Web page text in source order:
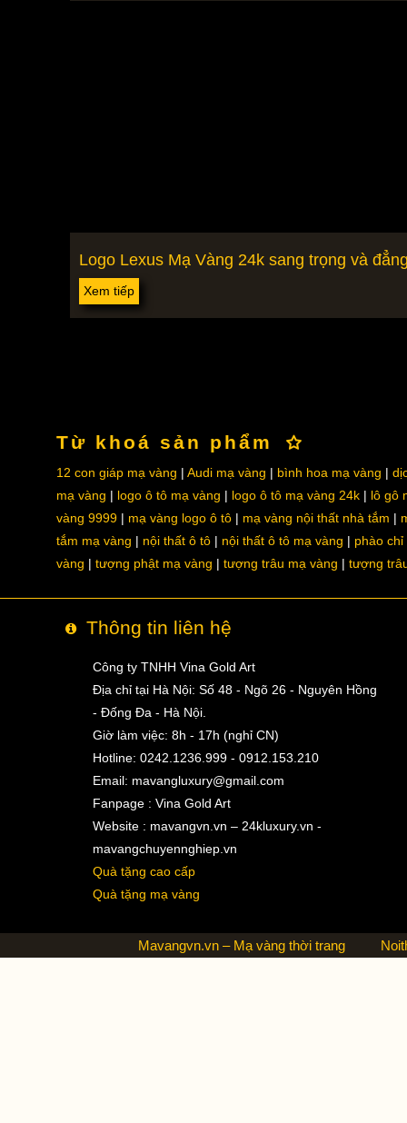
Logo Lexus Mạ Vàng 24k sang trọng và
Xem tiếp
Từ khoá sản phẩm
12 con giáp mạ vàng Audi mạ vàng bình hoa mạ vàng
mạ vàng
logo ô tô mạ vàng logo ô tô mạ vàng 24k
lô gô
vàng 9999
mạ vàng logo ô tô mạ vàng nội thất nhà tắm
tắm mạ vàng
nội thất ô tô nội thất ô tô mạ vàng
phào chỉ
vàng
tượng phật mạ vàng tượng trâu mạ vàng tượng
Thông tin liên hệ
Công ty TNHH Vina Gold Art
Địa chỉ tại Hà Nội: Số 48 - Ngõ 26 - Nguyên Hồng
- Đống Đa - Hà Nội.
Giờ làm việc: 8h - 17h (nghỉ CN)
Hotline: 0242.1236.999 - 0912.153.210
Email: mavangluxury@gmail.com
Fanpage : Vina Gold Art
Website : mavangvn.vn – 24kluxury.vn -
mavangchuyennghiep.vn
Quà tặng cao cấp
Quà tặng mạ vàng
Mavangvn.vn – Mạ vàng thời trang